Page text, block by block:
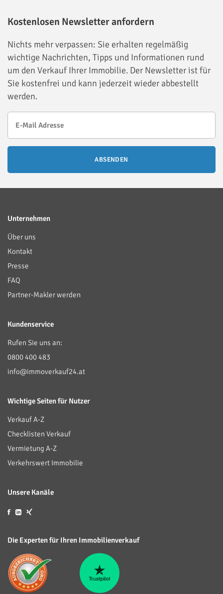
Kostenlosen Newsletter anfordern
Nichts mehr verpassen: Sie erhalten regelmäßig
wichtige Nachrichten, Tipps und Informationen rund
um den Verkauf Ihrer Immobilie. Der Newsletter ist für
Sie kostenfrei und kann jederzeit wieder abbestellt
werden.
ABSENDEN
Unternehmen
Über uns
Kontakt
Presse
FAQ
Partner-Makler werden
Kundenservice
Rufen Sie uns an:
0800 400 483
info@immoverkauf24.at
Wichtige Seiten für Nutzer
Verkauf A-Z
Checklisten Verkauf
Vermietung A-Z
Verkehrswert Immobilie
Unsere Kanäle
Die Experten für Ihren Immobilienverkauf